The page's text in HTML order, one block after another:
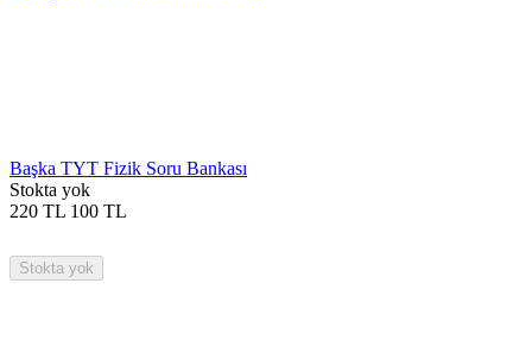
Başka TYT Fizik Soru Bankası
Stokta yok
220 TL 100 TL
Stokta yok